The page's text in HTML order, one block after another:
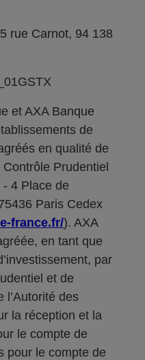
rue Carnot, 94 138
et AXA Banque
de
en qualité de
Prudentiel
4 Place de
Paris Cedex
france.fr/). AXA
en tant que
par
et de
l’Autorité des
la réception et la
le compte de
pour le compte de